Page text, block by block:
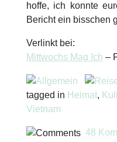
hoffe, ich konnte
Bericht ein bisschen
Verlinkt bei:
Mittwochs Mag Ich –
tagged in Heimat,
Vietnam
48